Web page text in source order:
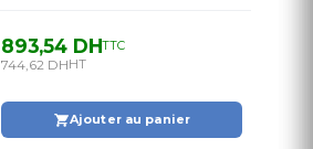
893,54 DHTTC
744,62 DHHT
Ajouter au panier